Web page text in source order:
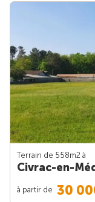
Terrain de 558m2 à
Civrac-en-
à partir de 30